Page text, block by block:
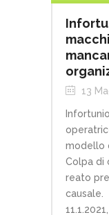
13
modello
Colpa di
reato
causale.